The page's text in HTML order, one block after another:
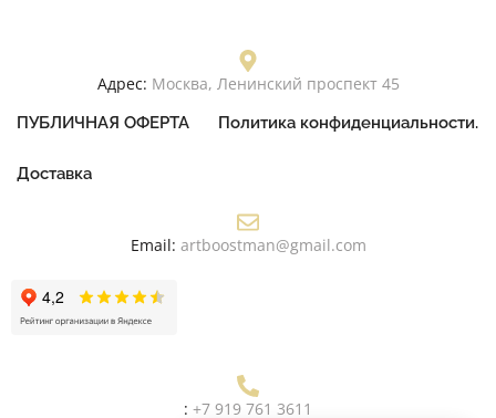
Адрес: Москва, Ленинский проспект 45
ПУБЛИЧНАЯ ОФЕРТА Политика конфиденциальности.
Доставка
Email: artboostman@gmail.com
: +7 919 761 3611